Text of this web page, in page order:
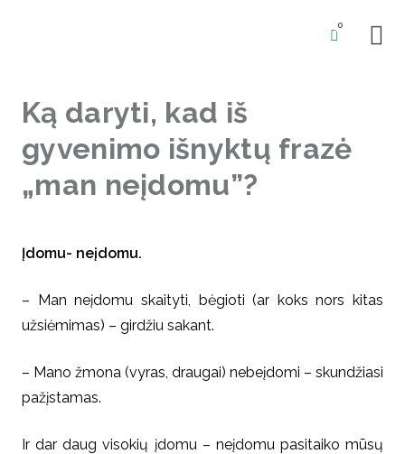
0
Ką daryti, kad iš
gyvenimo išnyktų frazė
„man neįdomu”?
Įdomu- neįdomu.
– Man neįdomu skaityti, bėgioti (ar koks nors kitas
užsiėmimas) – girdžiu sakant.
– Mano žmona (vyras, draugai) nebeįdomi – skundžiasi
pažįstamas.
Ir dar daug visokių įdomu – neįdomu pasitaiko mūsų